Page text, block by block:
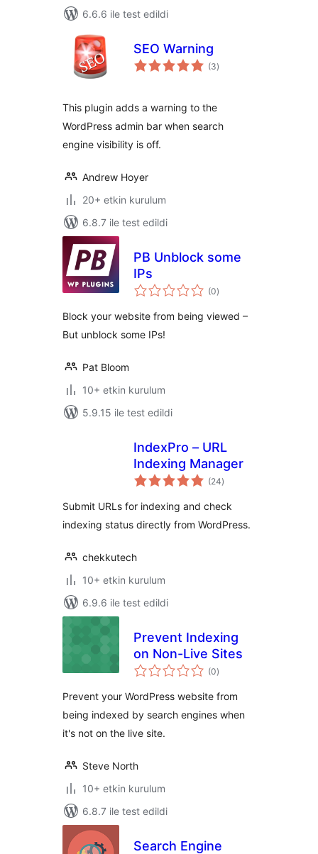
6.6.6 ile test edildi
SEO Warning
(3toplam
puan
)
This plugin adds a warning to the
WordPress admin bar when search
engine visibility is off.
Andrew Hoyer
20+ etkin kurulum
6.8.7 ile test edildi
PB Unblock some
IPs
(0toplam
puan
)
Block your website from being viewed –
But unblock some IPs!
Pat Bloom
10+ etkin kurulum
5.9.15 ile test edildi
IndexPro – URL
Indexing Manager
(24toplam
puan
)
Submit URLs for indexing and check
indexing status directly from WordPress.
chekkutech
10+ etkin kurulum
6.9.6 ile test edildi
Prevent Indexing
on Non-Live Sites
(0toplam
puan
)
Prevent your WordPress website from
being indexed by search engines when
it's not on the live site.
Steve North
10+ etkin kurulum
6.8.7 ile test edildi
Search Engine